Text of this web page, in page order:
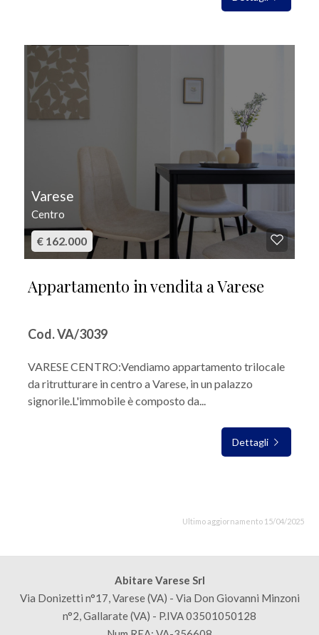
Varese
Centro
€ 162.000
Appartamento in vendita a Varese
Cod. VA/3039
VARESE CENTRO:Vendiamo appartamento trilocale
da ritrutturare in centro a Varese, in un palazzo
signorile.L'immobile è composto da...
Dettagli
Ultimo aggiornamento 15/04/2025
Abitare Varese Srl
Via Donizetti n°17, Varese (VA) - Via Don Giovanni Minzoni
n°2, Gallarate (VA) - P.IVA 03501050128